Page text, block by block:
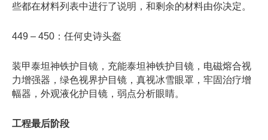
些都在材料列表中进行了说明，和剩余的材料由你决定。
449 – 450：任何史诗头盔
装甲泰坦神铁护目镜，充能泰坦神铁护目镜，电磁熔合视
力增强器，绿色视界护目镜，真视冰雪眼罩，牢固治疗增
幅器，外观液化护目镜，弱点分析眼睛。
工程最后阶段